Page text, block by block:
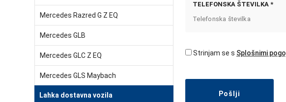
Mercedes Razred G Z EQ
Mercedes GLB
Mercedes GLC Z EQ
Mercedes GLS Maybach
Lahka dostavna vozila
TELEFONSKA ŠTEVILKA *
Strinjam se s Splošnimi
Pošlji